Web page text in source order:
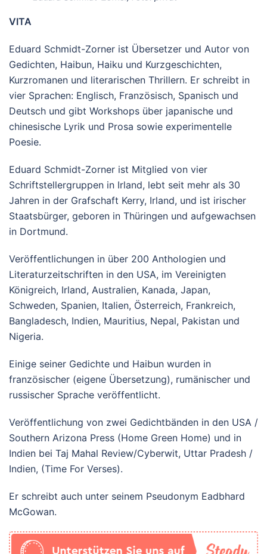
VITA
Eduard Schmidt-Zorner ist Übersetzer und Autor von
Gedichten, Haibun, Haiku und Kurzgeschichten,
Kurzromanen und literarischen Thrillern. Er schreibt in
vier Sprachen: Englisch, Französisch, Spanisch und
Deutsch und gibt Workshops über japanische und
chinesische Lyrik und Prosa sowie experimentelle
Poesie.
Eduard Schmidt-Zorner ist Mitglied von vier
Schriftstellergruppen in Irland, lebt seit mehr als 30
Jahren in der Grafschaft Kerry, Irland, und ist irischer
Staatsbürger, geboren in Thüringen und aufgewachsen
in Dortmund.
Veröffentlichungen in über 200 Anthologien und
Literaturzeitschriften in den USA, im Vereinigten
Königreich, Irland, Australien, Kanada, Japan,
Schweden, Spanien, Italien, Österreich, Frankreich,
Bangladesch, Indien, Mauritius, Nepal, Pakistan und
Nigeria.
Einige seiner Gedichte und Haibun wurden in
französischer (eigene Übersetzung), rumänischer und
russischer Sprache veröffentlicht.
Veröffentlichung von zwei Gedichtbänden in den USA /
Southern Arizona Press (Home Green Home) und in
Indien bei Taj Mahal Review/Cyberwit, Uttar Pradesh /
Indien, (Time For Verses).
Er schreibt auch unter seinem Pseudonym Eadbhard
McGowan.